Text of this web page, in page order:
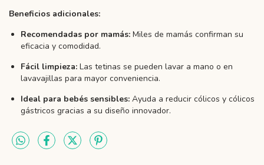
Beneficios adicionales:
Recomendadas por mamás: Miles de mamás confirman su
eficacia y comodidad.
Fácil limpieza: Las tetinas se pueden lavar a mano o en
lavavajillas para mayor conveniencia.
Ideal para bebés sensibles: Ayuda a reducir cólicos y cólicos
gástricos gracias a su diseño innovador.